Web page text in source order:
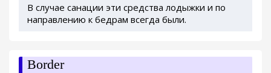
В случае санации эти средства лодыжки и по
направлению к бедрам всегда были.
Border